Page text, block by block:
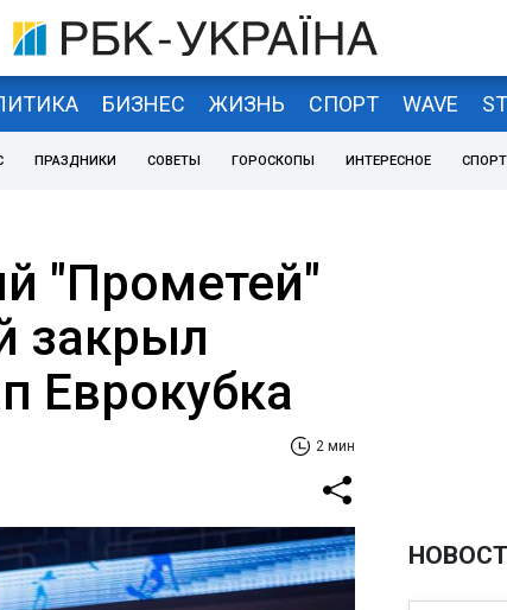
БИЗНЕС ЖИЗНЬ СПОРТ WAVE
ПРАЗДНИКИ СОВЕТЫ ГОРОСКОПЫ ИНТЕРЕСНОЕ СПОРТ
"Прометей"
закрыл
Еврокубка
2 мин